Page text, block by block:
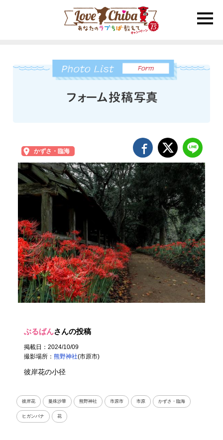
toggle
かずさ・臨海
ぶるばんさんの投稿
掲載日：2024/10/09
撮影場所：熊野神社(市原市)
彼岸花の小径
彼岸花 曼殊沙華 熊野神社 市原市 市原 かずさ・臨海
ヒガンバナ 花